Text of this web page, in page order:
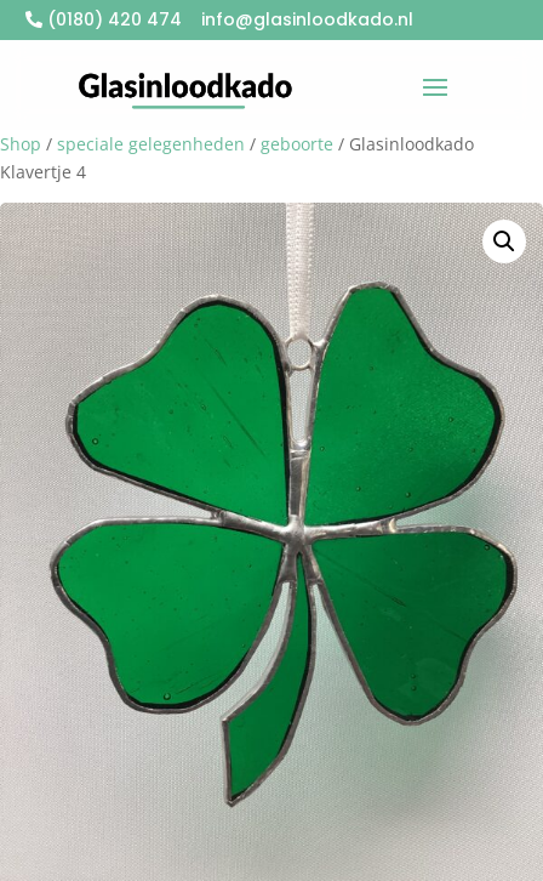
(0180) 420 474 info@glasinloodkado.nl
Shop / speciale gelegenheden / geboorte / Glasinloodkado
Klavertje 4